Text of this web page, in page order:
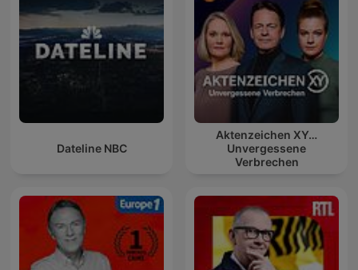
Dateline NBC
Aktenzeichen XY…
Unvergessene
Verbrechen